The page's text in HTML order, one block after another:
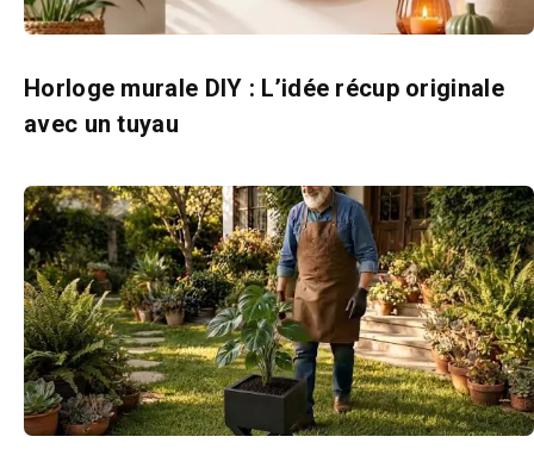
Horloge murale DIY : L’idée récup originale
avec un tuyau